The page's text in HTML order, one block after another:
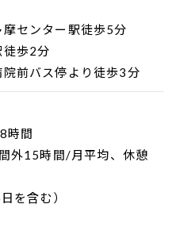
摩センター駅徒歩5分
徒歩2分
院前バス停より徒歩3分
時間
外15時間/月平均、休憩
を含む）